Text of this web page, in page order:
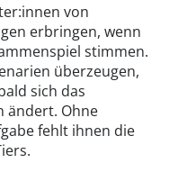
von
erbringen, wenn
stimmen.
überzeugen,
sich das
ändert. Ohne
fehlt ihnen die